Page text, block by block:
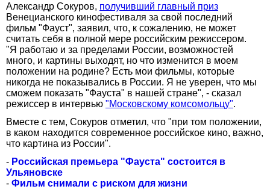
Александр Сокуров, получивший главный приз
Венецианского кинофестиваля за свой последний
фильм "Фауст", заявил, что, к сожалению, не может
считать себя в полной мере российским режиссером.
"Я работаю и за пределами России, возможностей
много, и картины выходят, но что изменится в моем
положении на родине? Есть мои фильмы, которые
никогда не показывались в России. Я не уверен, что мы
сможем показать "Фауста" в нашей стране", - сказал
режиссер в интервью "Московскому комсомольцу".
Вместе с тем, Сокуров отметил, что "при том положении,
в каком находится современное российское кино, важно,
что картина из России".
- Российская премьера "Фауста" состоится в
Ульяновске
- Фильм снимали с риском для жизни